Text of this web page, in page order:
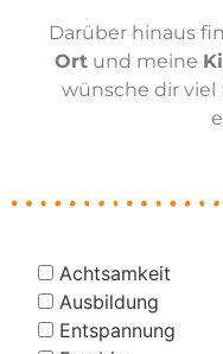
Darüber hinaus
Ortund meine
wünsche dir
Achtsamkeit
Ausbildung
Entspannung